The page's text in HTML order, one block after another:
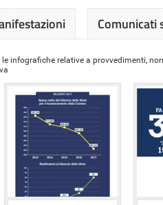
Comunicati
infografiche relative a provvedimenti,